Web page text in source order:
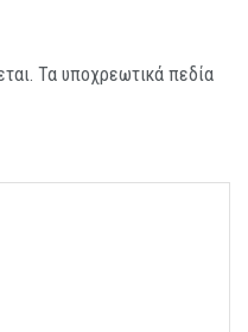
Τα υποχρεωτικά πεδία